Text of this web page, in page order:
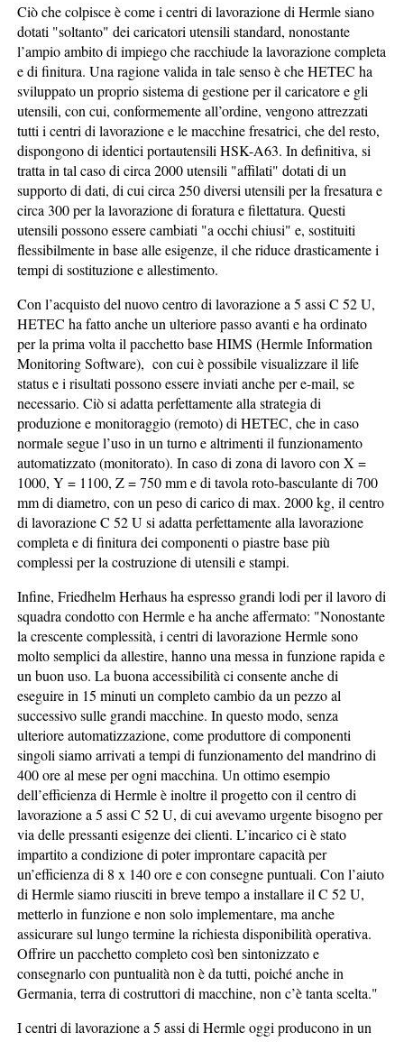
Ciò che colpisce è come i centri di lavorazione di Hermle siano
dotati "soltanto" dei caricatori utensili standard, nonostante
l’ampio ambito di impiego che racchiude la lavorazione completa
e di finitura. Una ragione valida in tale senso è che HETEC ha
sviluppato un proprio sistema di gestione per il caricatore e gli
utensili, con cui, conformemente all’ordine, vengono attrezzati
tutti i centri di lavorazione e le macchine fresatrici, che del resto,
dispongono di identici portautensili HSK-A63. In definitiva, si
tratta in tal caso di circa 2000 utensili "affilati" dotati di un
supporto di dati, di cui circa 250 diversi utensili per la fresatura e
circa 300 per la lavorazione di foratura e filettatura. Questi
utensili possono essere cambiati "a occhi chiusi" e, sostituiti
flessibilmente in base alle esigenze, il che riduce drasticamente i
tempi di sostituzione e allestimento.
Con l’acquisto del nuovo centro di lavorazione a 5 assi C 52 U,
HETEC ha fatto anche un ulteriore passo avanti e ha ordinato
per la prima volta il pacchetto base HIMS (Hermle Information
Monitoring Software), con cui è possibile visualizzare il life
status e i risultati possono essere inviati anche per e-mail, se
necessario. Ciò si adatta perfettamente alla strategia di
produzione e monitoraggio (remoto) di HETEC, che in caso
normale segue l’uso in un turno e altrimenti il funzionamento
automatizzato (monitorato). In caso di zona di lavoro con X =
1000, Y = 1100, Z = 750 mm e di tavola roto-basculante di 700
mm di diametro, con un peso di carico di max. 2000 kg, il centro
di lavorazione C 52 U si adatta perfettamente alla lavorazione
completa e di finitura dei componenti o piastre base più
complessi per la costruzione di utensili e stampi.
Infine, Friedhelm Herhaus ha espresso grandi lodi per il lavoro di
squadra condotto con Hermle e ha anche affermato: "Nonostante
la crescente complessità, i centri di lavorazione Hermle sono
molto semplici da allestire, hanno una messa in funzione rapida e
un buon uso. La buona accessibilità ci consente anche di
eseguire in 15 minuti un completo cambio da un pezzo al
successivo sulle grandi macchine. In questo modo, senza
ulteriore automatizzazione, come produttore di componenti
singoli siamo arrivati a tempi di funzionamento del mandrino di
400 ore al mese per ogni macchina. Un ottimo esempio
dell’efficienza di Hermle è inoltre il progetto con il centro di
lavorazione a 5 assi C 52 U, di cui avevamo urgente bisogno per
via delle pressanti esigenze dei clienti. L’incarico ci è stato
impartito a condizione di poter improntare capacità per
un’efficienza di 8 x 140 ore e con consegne puntuali. Con l’aiuto
di Hermle siamo riusciti in breve tempo a installare il C 52 U,
metterlo in funzione e non solo implementare, ma anche
assicurare sul lungo termine la richiesta disponibilità operativa.
Offrire un pacchetto completo così ben sintonizzato e
consegnarlo con puntualità non è da tutti, poiché anche in
Germania, terra di costruttori di macchine, non c’è tanta scelta."
I centri di lavorazione a 5 assi di Hermle oggi producono in un